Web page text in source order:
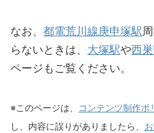
なお、 都電荒川線庚申塚駅
らないときは、 大塚駅や西
ページもご覧ください。
※このページは、 コンテンツ制作ポ
し、内容に誤りがありましたら、